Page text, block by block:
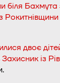
Бахмута
Рокитнівщини
двоє
із